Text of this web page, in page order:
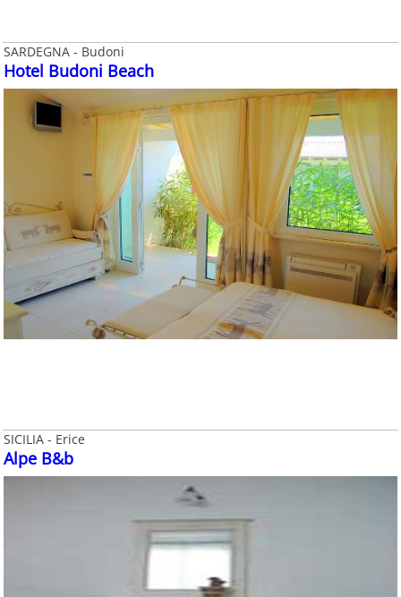
SARDEGNA - Budoni
Hotel Budoni Beach
SICILIA - Erice
Alpe B&b